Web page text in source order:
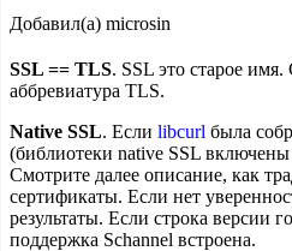
Добавил(а) microsin
SSL == TLS. SSL это старое имя.
аббревиатура TLS.
Native SSL. Если libcurl была
(библиотеки native SSL включены
Смотрите далее описание, как
сертификаты. Если нет
результаты. Если строка версии
поддержка Schannel встроена.